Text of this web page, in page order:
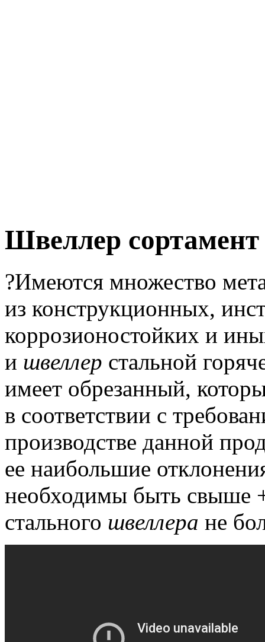
Швеллер сортамент
?Имеются множество
из конструкционных,
коррозионостойких и
и швеллер стальной
имеет обрезанный,
в соответствии с
производстве данной
ее наибольшие
необходимы быть свыше
стального швеллера не